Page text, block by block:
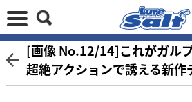
[画像 No.12/14]これがガル
超絶アクションで誘える新